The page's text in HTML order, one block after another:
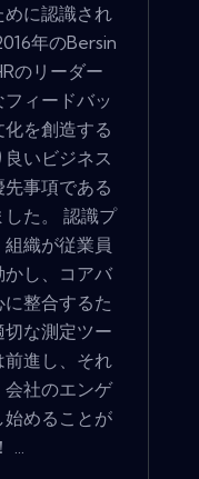
めに認識され
年のBersin
のリーダー
ィードバッ
を創造する
いビジネス
事項である
した。 認識プ
織が従業員
し、コアバ
整合するた
な測定ツー
前進し、それ
社のエンゲ
めることが